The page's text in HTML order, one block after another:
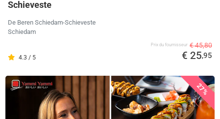
Schieveste
De Beren Schiedam-Schieveste
Schiedam
4.3 / 5
Prix ​​du fournisseur € 45,80
€ 25,95
27%